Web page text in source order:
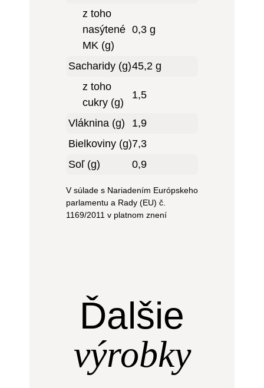
z toho
nasýtené
MK (g)
0,3 g
Sacharidy (g)45,2 g
z toho
cukry (g)
1,5
Vláknina (g)
1,9
Bielkoviny (g)7,3
Soľ (g)
0,9
V súlade s Nariadením Európskeho
parlamentu a Rady (EU) č.
1169/2011 v platnom znení
Ďalšie
výrobky